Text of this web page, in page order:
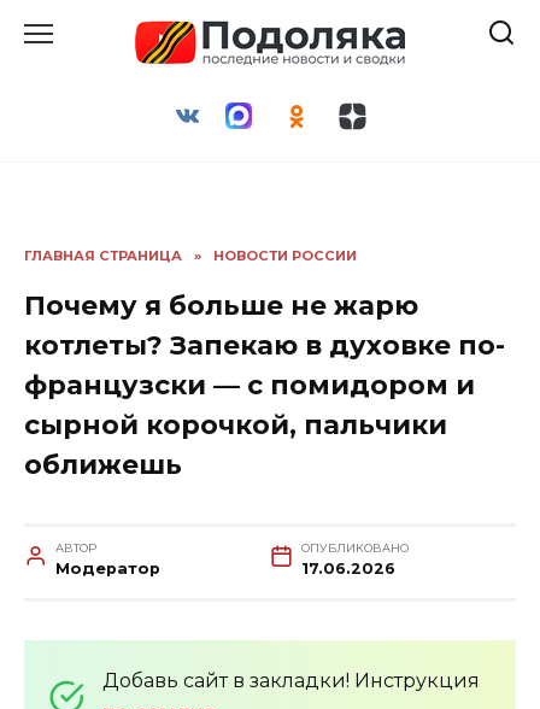
ГЛАВНАЯ СТРАНИЦА » НОВОСТИ РОССИИ
Почему я больше не жарю
котлеты? Запекаю в духовке по-
французски — с помидором и
сырной корочкой, пальчики
оближешь
АВТОР
Модератор
ОПУБЛИКОВАНО
17.06.2026
Добавь сайт в закладки! Инструкция